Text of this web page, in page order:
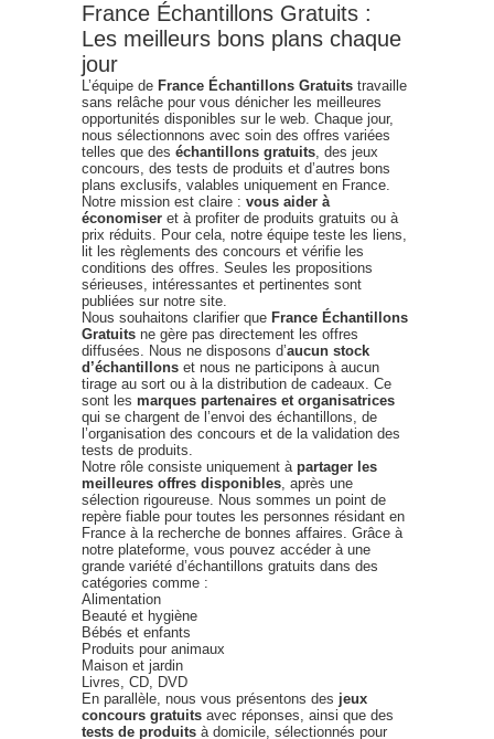
France Échantillons Gratuits :
Les meilleurs bons plans chaque
jour
L’équipe de France Échantillons Gratuits travaille
sans relâche pour vous dénicher les meilleures
opportunités disponibles sur le web. Chaque jour,
nous sélectionnons avec soin des offres variées
telles que des échantillons gratuits, des jeux
concours, des tests de produits et d’autres bons
plans exclusifs, valables uniquement en France.
Notre mission est claire : vous aider à
économiser et à profiter de produits gratuits ou à
prix réduits. Pour cela, notre équipe teste les liens,
lit les règlements des concours et vérifie les
conditions des offres. Seules les propositions
sérieuses, intéressantes et pertinentes sont
publiées sur notre site.
Nous souhaitons clarifier que France Échantillons
Gratuits ne gère pas directement les offres
diffusées. Nous ne disposons d’aucun stock
d’échantillons et nous ne participons à aucun
tirage au sort ou à la distribution de cadeaux. Ce
sont les marques partenaires et organisatrices
qui se chargent de l’envoi des échantillons, de
l’organisation des concours et de la validation des
tests de produits.
Notre rôle consiste uniquement à partager les
meilleures offres disponibles, après une
sélection rigoureuse. Nous sommes un point de
repère fiable pour toutes les personnes résidant en
France à la recherche de bonnes affaires. Grâce à
notre plateforme, vous pouvez accéder à une
grande variété d’échantillons gratuits dans des
catégories comme :
Alimentation
Beauté et hygiène
Bébés et enfants
Produits pour animaux
Maison et jardin
Livres, CD, DVD
En parallèle, nous vous présentons des jeux
concours gratuits avec réponses, ainsi que des
tests de produits à domicile, sélectionnés pour